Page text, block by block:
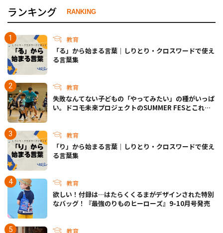
ランキング RANKING
教育
「る」から始まる言葉｜しりとり・クロスワードで使え
る言葉集
教育
失敗なんてない――子どもの「やってみたい」の種がいっぱ
い。ドコモ未来プロジェクトのSUMMER FESとこれか
教育
「り」から始まる言葉｜しりとり・クロスワードで使え
る言葉集
教育
欲しい！付録は…はたらくくるまがデザインされた特別
なバッグ！『最強のりものヒーローズ』9-10月号発売
教育